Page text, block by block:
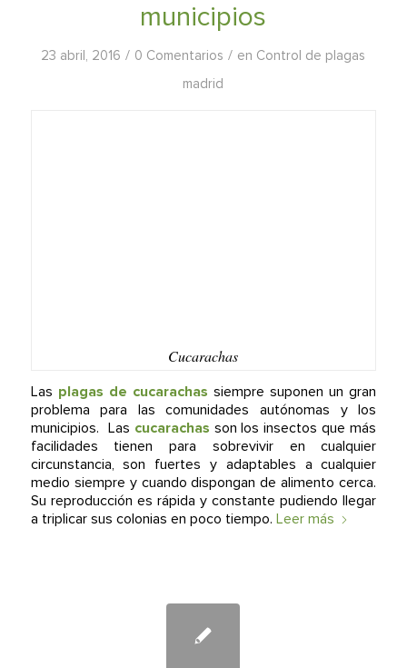
municipios
23 abril, 2016 / 0 Comentarios / en Control de plagas
madrid
Cucarachas
Las plagas de cucarachas siempre suponen un gran
problema para las comunidades autónomas y los
municipios. Las cucarachas son los insectos que más
facilidades tienen para sobrevivir en cualquier
circunstancia, son fuertes y adaptables a cualquier
medio siempre y cuando dispongan de alimento cerca.
Su reproducción es rápida y constante pudiendo llegar
a triplicar sus colonias en poco tiempo. Leer más